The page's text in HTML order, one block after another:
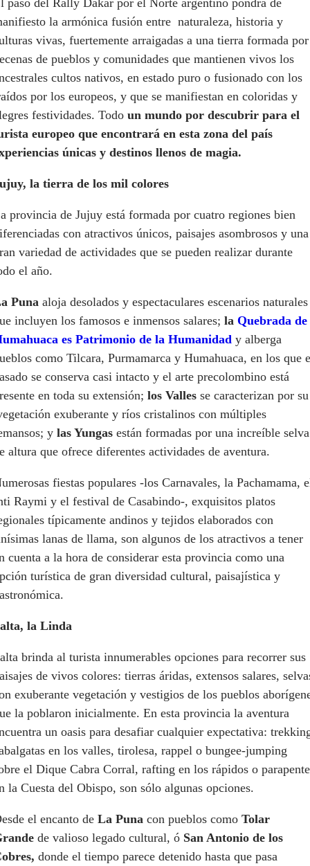
la armónica fusión entre naturaleza, historia y
vivas, fuertemente arraigadas a una tierra formada por
de pueblos y comunidades que mantienen vivos los
cultos nativos, en estado puro o fusionado con los
por los europeos, y que se manifiestan en coloridas y
festividades. Todo un mundo por descubrir para el
europeo que encontrará en esta zona del país
únicas y destinos llenos de magia.
la tierra de los mil colores
provincia de Jujuy está formada por cuatro regiones bien
con atractivos únicos, paisajes asombrosos y una
variedad de actividades que se pueden realizar durante
el año.
Puna aloja desolados y espectaculares escenarios naturales
incluyen los famosos e inmensos salares; la Quebrada de
es Patrimonio de la Humanidad y alberga
como Tilcara, Purmamarca y Humahuaca, en los que
se conserva casi intacto y el arte precolombino está
en toda su extensión; los Valles se caracterizan por su
exuberante y ríos cristalinos con múltiples
y las Yungas están formadas por una increíble selva
altura que ofrece diferentes actividades de aventura.
fiestas populares -los Carnavales, la Pachamama,
Raymi y el festival de Casabindo-, exquisitos platos
típicamente andinos y tejidos elaborados con
lanas de llama, son algunos de los atractivos a tener
cuenta a la hora de considerar esta provincia como una
turística de gran diversidad cultural, paisajística y
la Linda
brinda al turista innumerables opciones para recorrer sus
de vivos colores: tierras áridas, extensos salares,
exuberante vegetación y vestigios de los pueblos
la poblaron inicialmente. En esta provincia la aventura
un oasis para desafiar cualquier expectativa:
en los valles, tirolesa, rappel o bungee-jumping
el Dique Cabra Corral, rafting en los rápidos o parapente
la Cuesta del Obispo, son sólo algunas opciones.
el encanto de La Puna con pueblos como Tolar
de valioso legado cultural, ó San Antonio de los
donde el tiempo parece detenido hasta que pasa